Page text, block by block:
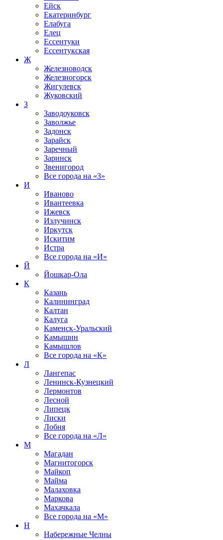
Ейск
Екатеринбург
Елабуга
Елец
Ессентуки
Ессентукская
Ж
Железноводск
Железногорск
Жигулевск
Жуковский
З
Заводоуковск
Заволжье
Задонск
Зарайск
Заречный
Заринск
Звенигород
Все города на «З»
И
Иваново
Ивантеевка
Ижевск
Излучинск
Иркутск
Искитим
Истра
Все города на «И»
Й
Йошкар-Ола
К
Казань
Калининград
Калтан
Калуга
Каменск-Уральский
Камышин
Камышлов
Все города на «К»
Л
Лангепас
Ленинск-Кузнецкий
Лермонтов
Лесной
Липецк
Лиски
Лобня
Все города на «Л»
М
Магадан
Магнитогорск
Майкоп
Майма
Малаховка
Маркова
Махачкала
Все города на «М»
Н
Набережные Челны